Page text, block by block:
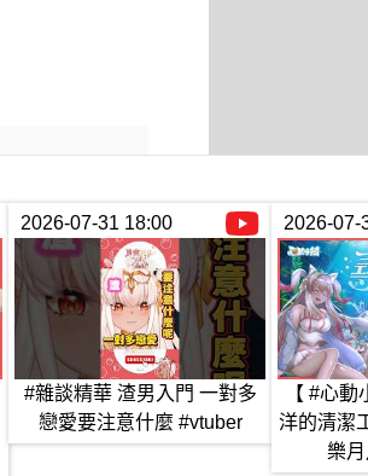
2026-07-31 18:00
#雜談精華 渣男入門 一對多
戀愛要注意什麼 #vtuber
2026-07-
【 #心
洋的清潔
樂